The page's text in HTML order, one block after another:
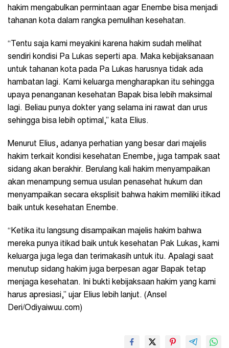
hakim mengabulkan permintaan agar Enembe bisa menjadi
tahanan kota dalam rangka pemulihan kesehatan.
“Tentu saja kami meyakini karena hakim sudah melihat
sendiri kondisi Pa Lukas seperti apa. Maka kebijaksanaan
untuk tahanan kota pada Pa Lukas harusnya tidak ada
hambatan lagi. Kami keluarga mengharapkan itu sehingga
upaya penanganan kesehatan Bapak bisa lebih maksimal
lagi. Beliau punya dokter yang selama ini rawat dan urus
sehingga bisa lebih optimal,” kata Elius.
Menurut Elius, adanya perhatian yang besar dari majelis
hakim terkait kondisi kesehatan Enembe, juga tampak saat
sidang akan berakhir. Berulang kali hakim menyampaikan
akan menampung semua usulan penasehat hukum dan
menyampaikan secara eksplisit bahwa hakim memiliki itikad
baik untuk kesehatan Enembe.
“Ketika itu langsung disampaikan majelis hakim bahwa
mereka punya itikad baik untuk kesehatan Pak Lukas, kami
keluarga juga lega dan terimakasih untuk itu. Apalagi saat
menutup sidang hakim juga berpesan agar Bapak tetap
menjaga kesehatan. Ini bukti kebijaksaan hakim yang kami
harus apresiasi,” ujar Elius lebih lanjut. (Ansel
Deri/Odiyaiwuu.com)